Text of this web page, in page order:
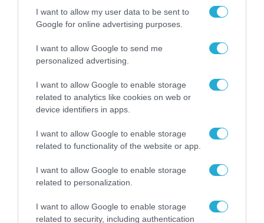
I want to allow my user data to be sent to
Google for online advertising purposes.
I want to allow Google to send me
personalized advertising.
I want to allow Google to enable storage
related to analytics like cookies on web or
device identifiers in apps.
I want to allow Google to enable storage
related to functionality of the website or app.
I want to allow Google to enable storage
related to personalization.
I want to allow Google to enable storage
related to security, including authentication
ΡΟΗ ΕΙΔΗΣΕΩΝ